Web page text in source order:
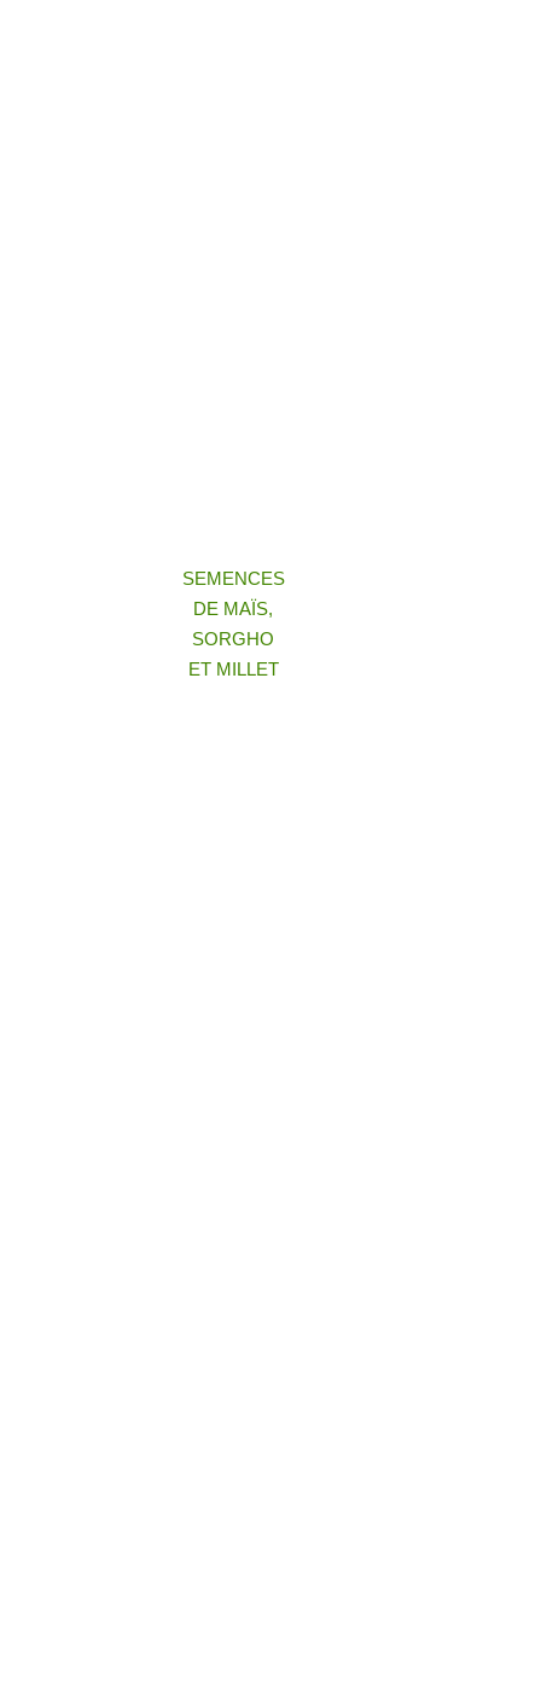
SEMENCES
DE MAÏS,
SORGHO
ET MILLET